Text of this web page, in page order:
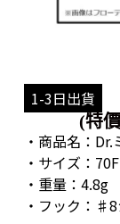
1-3日出貨
(特
・商品名：Dr.
・サイズ：70F
・重量：4.8g
・フック：